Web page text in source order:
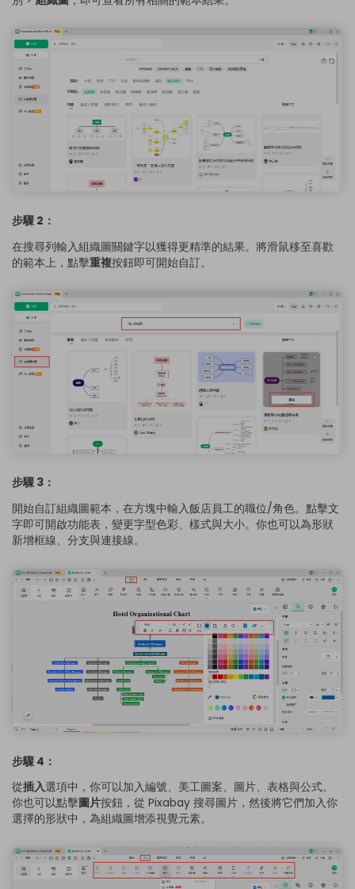
步驟 2：
在搜尋列輸入組織圖關鍵字以獲得更精準的結果。將滑鼠移至喜歡
的範本上，點擊重複按鈕即可開始自訂。
步驟 3：
開始自訂組織圖範本，在方塊中輸入飯店員工的職位/角色。點擊文
字即可開啟功能表，變更字型色彩、樣式與大小。你也可以為形狀
新增框線、分支與連接線。
步驟 4：
從插入選項中，你可以加入編號、美工圖案、圖片、表格與公式。
你也可以點擊圖片按鈕，從 Pixabay 搜尋圖片，然後將它們加入你
選擇的形狀中，為組織圖增添視覺元素。